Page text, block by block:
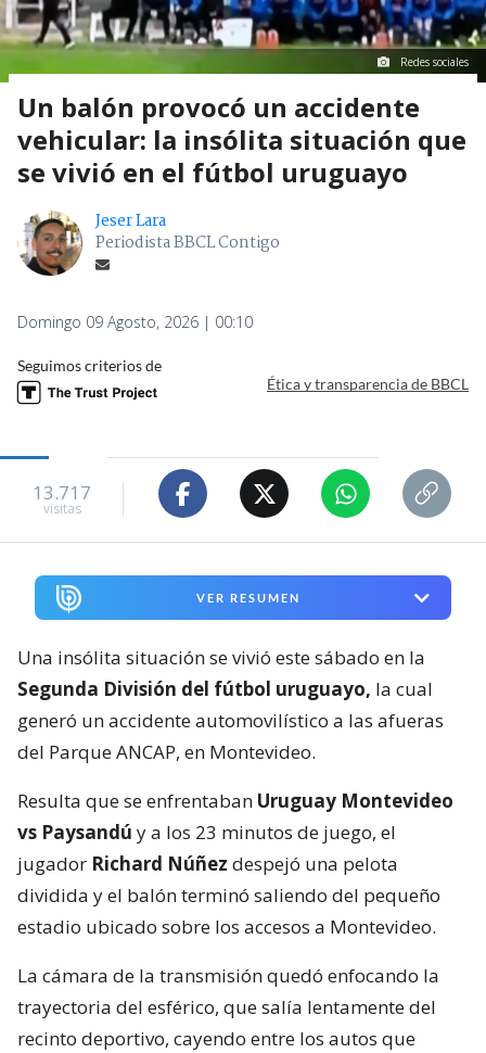
Redes sociales
Un balón provocó un accidente
vehicular: la insólita situación que
se vivió en el fútbol uruguayo
Jeser Lara
Periodista BBCL Contigo
Domingo 09 Agosto, 2026 | 00:10
Seguimos criterios de
Ética y transparencia de BBCL
13.717
visitas
VER RESUMEN
Una insólita situación se vivió este sábado en la
Segunda División del fútbol uruguayo, la cual
generó un accidente automovilístico a las afueras
del Parque ANCAP, en Montevideo.
Resulta que se enfrentaban Uruguay Montevideo
vs Paysandú y a los 23 minutos de juego, el
jugador Richard Núñez despejó una pelota
dividida y el balón terminó saliendo del pequeño
estadio ubicado sobre los accesos a Montevideo.
La cámara de la transmisión quedó enfocando la
trayectoria del esférico, que salía lentamente del
recinto deportivo, cayendo entre los autos que